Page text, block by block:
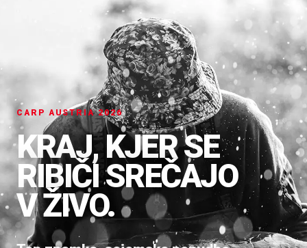
CARP AUSTRIA 2026
KRAJ, KJER SE
RIBIČI SREČAJO
V ŽIVO.